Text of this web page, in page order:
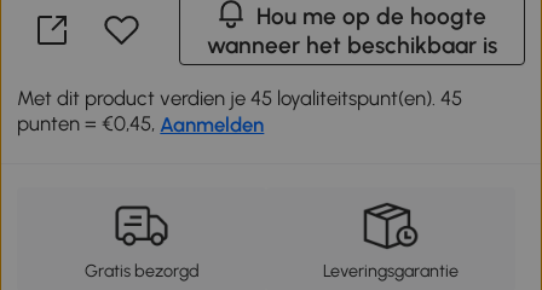
Hou me op de hoogte
wanneer het beschikbaar is
Met dit product verdien je 45 loyaliteitspunt(en). 45
punten = €0,45, Aanmelden
Gratis bezorgd Leveringsgarantie